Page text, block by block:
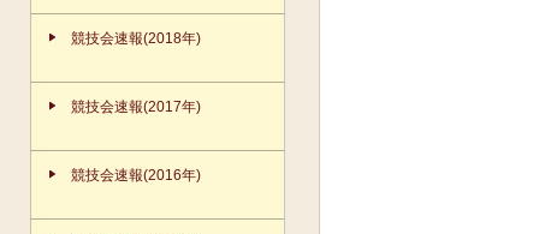
競技会速報(2018年)
競技会速報(2017年)
競技会速報(2016年)